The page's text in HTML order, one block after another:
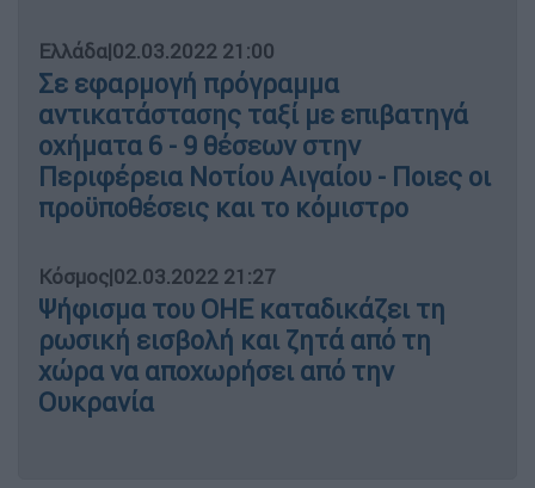
Ελλάδα|02.03.2022 21:00
Σε εφαρμογή πρόγραμμα
αντικατάστασης ταξί με επιβατηγά
οχήματα 6 - 9 θέσεων στην
Περιφέρεια Νοτίου Αιγαίου - Ποιες οι
προϋποθέσεις και το κόμιστρο
Κόσμος|02.03.2022 21:27
Ψήφισμα του ΟΗΕ καταδικάζει τη
ρωσική εισβολή και ζητά από τη
χώρα να αποχωρήσει από την
Ουκρανία